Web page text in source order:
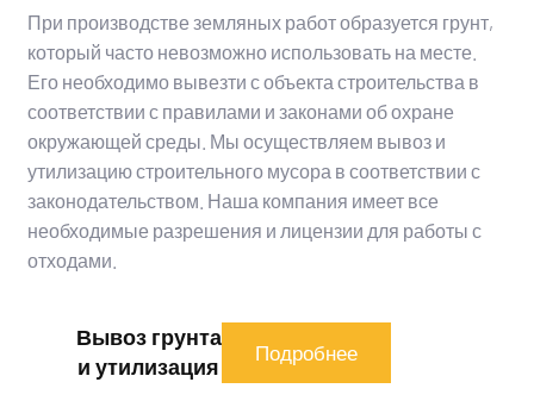
При производстве земляных работ образуется грунт,
который часто невозможно использовать на месте.
Его необходимо вывезти с объекта строительства в
соответствии с правилами и законами об охране
окружающей среды. Мы осуществляем вывоз и
утилизацию строительного мусора в соответствии с
законодательством. Наша компания имеет все
необходимые разрешения и лицензии для работы с
отходами.
Вывоз грунта
и утилизация
Подробнее